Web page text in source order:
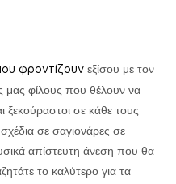
φροντίζουν εξίσου με τον
μας φίλους που θέλουν να
ξεκούραστοι σε κάθε τους
σε σαγιονάρες σε
απίστευτη άνεση που θα
το καλύτερο για τα